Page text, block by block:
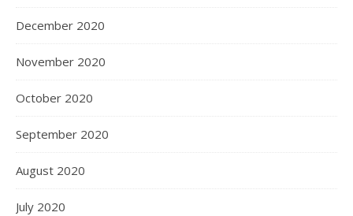
December 2020
November 2020
October 2020
September 2020
August 2020
July 2020